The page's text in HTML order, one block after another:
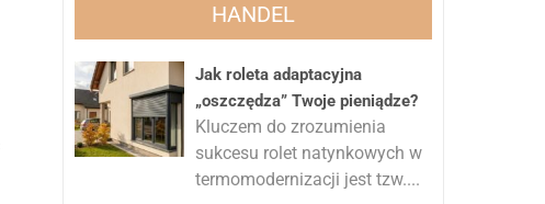
HANDEL
Jak roleta adaptacyjna
„oszczędza” Twoje pieniądze?
Kluczem do zrozumienia
sukcesu rolet natynkowych w
termomodernizacji jest tzw....